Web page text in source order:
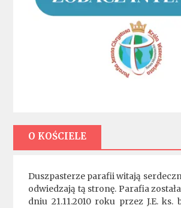
O KOŚCIELE
Duszpasterze parafii witają
odwiedzają tą stronę. Parafia
dniu 21.11.2010 roku przez J.E. ks.